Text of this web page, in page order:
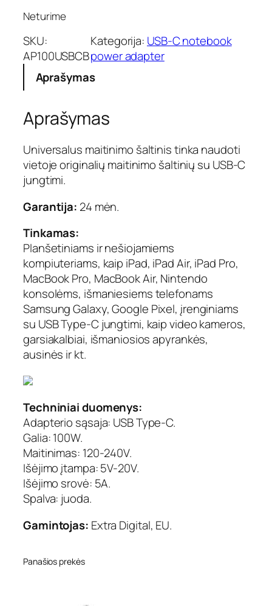
Neturime
SKU:
AP100USBCB
Kategorija: USB-C notebook
power adapter
Aprašymas
Aprašymas
Universalus maitinimo šaltinis tinka naudoti
vietoje originalių maitinimo šaltinių su USB-C
jungtimi.
Garantija: 24 mėn.
Tinkamas:
Planšetiniams ir nešiojamiems
kompiuteriams, kaip iPad, iPad Air, iPad Pro,
MacBook Pro, MacBook Air, Nintendo
konsolėms, išmaniesiems telefonams
Samsung Galaxy, Google Pixel, įrenginiams
su USB Type-C jungtimi, kaip video kameros,
garsiakalbiai, išmaniosios apyrankės,
ausinės ir kt.
Techniniai duomenys:
Adapterio sąsaja: USB Type-C.
Galia: 100W.
Maitinimas: 120-240V.
Išėjimo įtampa: 5V-20V.
Išėjimo srovė: 5A.
Spalva: juoda.
Gamintojas: Extra Digital, EU.
Panašios prekės